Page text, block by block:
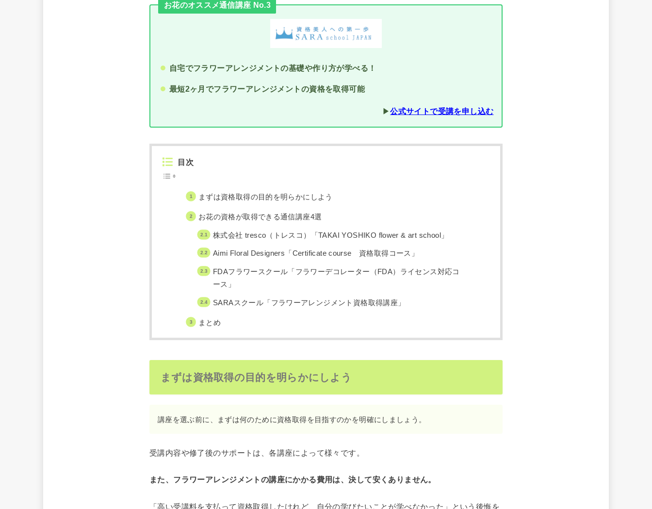
お花のオススメ通信講座 No.3
自宅でフラワーアレンジメントの基礎や作り方が学べる！
最短2ヶ月でフラワーアレンジメントの資格を取得可能
▶︎公式サイトで受講を申し込む
目次
まずは資格取得の目的を明らかにしよう
お花の資格が取得できる通信講座4選
株式会社 tresco（トレスコ）「TAKAI YOSHIKO flower & art school」
Aimi Floral Designers「Certificate course 資格取得コース」
FDAフラワースクール「フラワーデコレーター（FDA）ライセンス対応コ
ース」
SARAスクール「フラワーアレンジメント資格取得講座」
まとめ
まずは資格取得の目的を明らかにしよう
講座を選ぶ前に、まずは何のために資格取得を目指すのかを明確にしましょう。
受講内容や修了後のサポートは、各講座によって様々です。
また、フラワーアレンジメントの講座にかかる費用は、決して安くありません。
「高い受講料を支払って資格取得したけれど、自分の学びたいことが学べなかった」という後悔を